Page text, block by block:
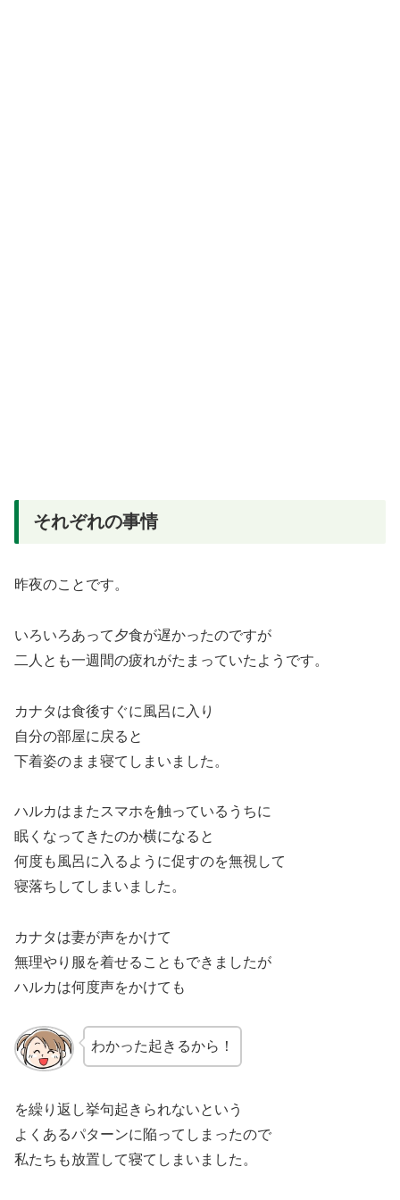
それぞれの事情
昨夜のことです。
いろいろあって夕食が遅かったのですが
二人とも一週間の疲れがたまっていたようです。
カナタは食後すぐに風呂に入り
自分の部屋に戻ると
下着姿のまま寝てしまいました。
ハルカはまたスマホを触っているうちに
眠くなってきたのか横になると
何度も風呂に入るように促すのを無視して
寝落ちしてしまいました。
カナタは妻が声をかけて
無理やり服を着せることもできましたが
ハルカは何度声をかけても
わかった起きるから！
を繰り返し挙句起きられないという
よくあるパターンに陥ってしまったので
私たちも放置して寝てしまいました。